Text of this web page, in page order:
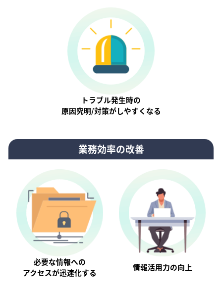
トラブル発生時の
原因究明/対策がしやすくなる
業務効率の改善
必要な情報への
アクセスが迅速化する
情報活⽤⼒の向上